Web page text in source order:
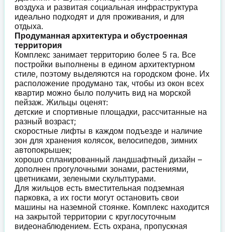
воздуха и развитая социальная инфраструктура
идеально подходят и для проживания, и для
отдыха.
Продуманная архитектура и обустроенная
территория
Комплекс занимает территорию более 5 га. Все
постройки выполнены в едином архитектурном
стиле, поэтому выделяются на городском фоне. Их
расположение продумано так, чтобы из окон всех
квартир можно было получить вид на морской
пейзаж. Жильцы оценят:
детские и спортивные площадки, рассчитанные на
разный возраст;
скоростные лифты в каждом подъезде и наличие
зон для хранения колясок, велосипедов, зимних
автопокрышек;
хорошо спланированный ландшафтный дизайн –
дополнен прогулочными зонами, растениями,
цветниками, зелеными скульптурами.
Для жильцов есть вместительная подземная
парковка, а их гости могут остановить свои
машины на наземной стоянке. Комплекс находится
на закрытой территории с круглосуточным
видеонаблюдением. Есть охрана, пропускная